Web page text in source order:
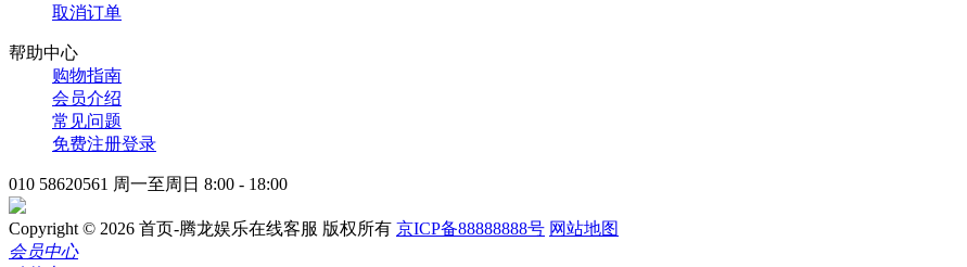
取消订单
帮助中心
购物指南
会员介绍
常见问题
免费注册登录
010 58620561 周一至周日 8:00 - 18:00
Copyright © 2026 首页-腾龙娱乐在线客服 版权所有 京ICP备88888888号 网站地图
会员中心